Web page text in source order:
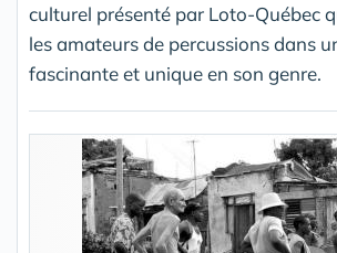
culturel présenté par Loto-Québec
les amateurs de percussions dans
fascinante et unique en son genre.